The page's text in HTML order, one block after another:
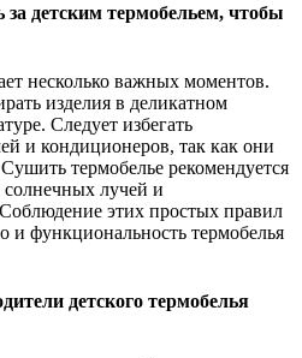
детским термобельем, чтобы
несколько важных моментов.
изделия в деликатном
Следует избегать
и кондиционеров, так как они
термобелье рекомендуется
солнечных лучей и
этих простых правил
и функциональность термобелья
детского термобелья